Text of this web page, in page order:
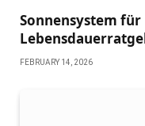
Sonnensystem
FEBRUARY 14, 2026